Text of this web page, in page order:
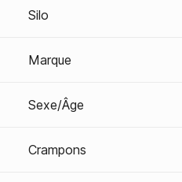
Silo
Marque
Sexe/Âge
Crampons